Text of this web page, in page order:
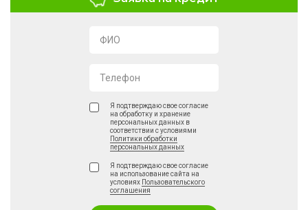
ФИО
Телефон
Я подтверждаю свое согласие
на обработку и хранение
персональных данных в
соответствии с условиями
Политики обработки
персональных данных
Я подтверждаю свое согласие
на использование сайта на
условиях Пользовательского
соглашения